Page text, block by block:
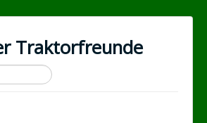
Traktorfreunde